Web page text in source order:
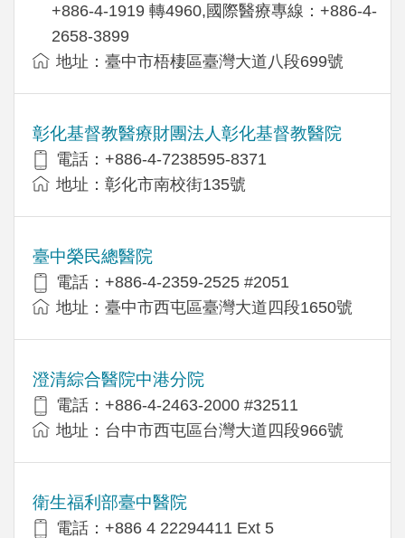
+886-4-1919 轉4960,國際醫療專線：+886-4-
2658-3899
地址：臺中市梧棲區臺灣大道八段699號
彰化基督教醫療財團法人彰化基督教醫院
電話：+886-4-7238595-8371
地址：彰化市南校街135號
臺中榮民總醫院
電話：+886-4-2359-2525 #2051
地址：臺中市西屯區臺灣大道四段1650號
澄清綜合醫院中港分院
電話：+886-4-2463-2000 #32511
地址：台中市西屯區台灣大道四段966號
衛生福利部臺中醫院
電話：+886 4 22294411 Ext 5